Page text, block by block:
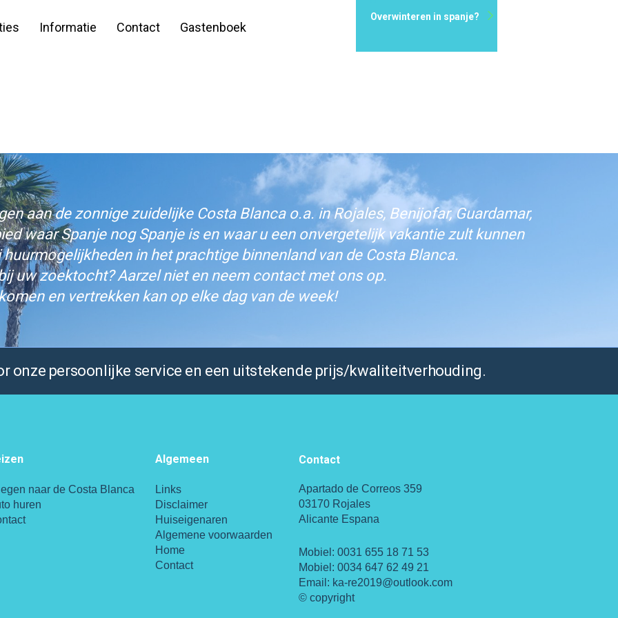
Informatie Contact Gastenboek
Overwinteren in spanje?
aan de zonnige zuidelijke Costa Blanca o.a. in Rojales, Benijofar, Guardamar,
waar Spanje nog Spanje is en waar u een onvergetelijk vakantie zult kunnen
in het prachtige binnenland van de Costa Blanca.
uw zoektocht? Aarzel niet en neem contact met ons op.
en vertrekken kan op elke dag van de week!
onze persoonlijke service en een uitstekende prijs/kwaliteitverhouding.
naar de Costa Blanca
huren
Algemeen
Links
Disclaimer
Huiseigenaren
Algemene voorwaarden
Home
Contact
Contact
Apartado de Correos 359
03170 Rojales
Alicante Espana
Mobiel: 0031 655 18 71 53
Mobiel: 0034 647 62 49 21
Email: ka-re2019@outlook.com
© copyright